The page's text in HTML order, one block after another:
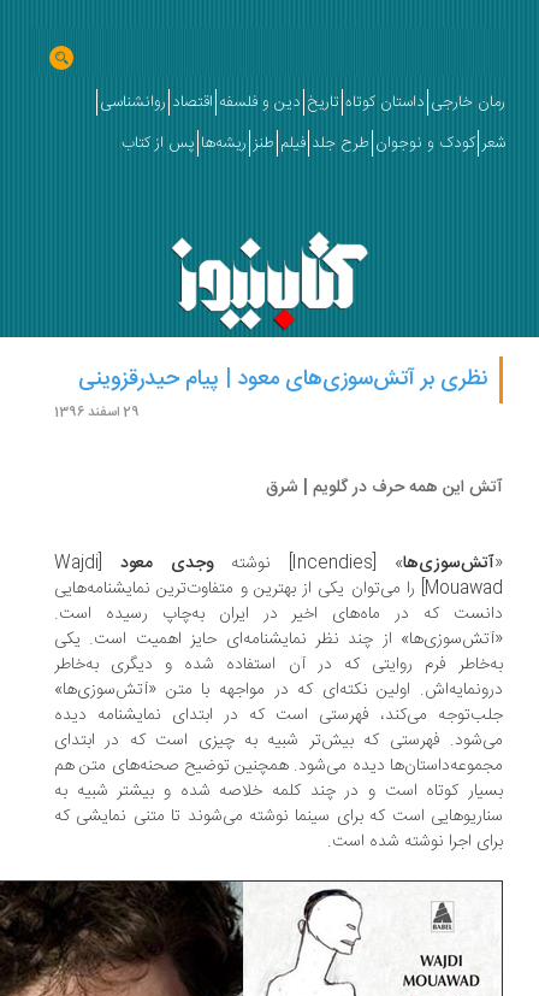
خارجی داستان کوتاه تاریخ دین و فلسفه اقتصاد روانشناسی
کودک و نوجوان طرح جلد فیلم طنز ریشه‌ها پس از کتاب
نظری بر آتش‌سوزی‌های معود | پیام حیدرقزوینی
این همه حرف در گلویم | شرق
» [Incendies] نوشته وجدی معود
[Wajdi
Mouawad] را می‌توان یکی از بهترین و متفاوت‌ترین نمایشنامه‌هایی
که در ماه‌های اخیر در ایران به‌چاپ رسیده است.
از چند نظر نمایشنامه‌ای حایز اهمیت است. یکی
فرم روایتی که در آن استفاده شده و دیگری به‌خاطر
اولین نکته‌ای که در مواجهه با متن «آتش‌سوزی‌ها»
می‌کند، فهرستی است که در ابتدای نمایشنامه دیده
فهرستی که بیش‌تر شبیه به چیزی است که در ابتدای
دیده می‌شود. همچنین توضیح صحنه‌های متن هم
کوتاه است و در چند کلمه خلاصه شده و بیشتر شبیه به
است که برای سینما نوشته می‌شوند تا متنی نمایشی که
اجرا نوشته شده است.